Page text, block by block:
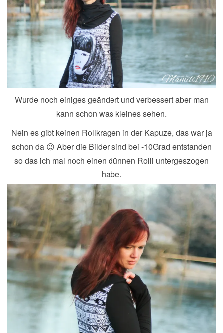
Wurde noch einiges geändert und verbessert aber man
kann schon was kleines sehen.
Nein es gibt keinen Rollkragen in der Kapuze, das war ja
schon da 😉 Aber die Bilder sind bei -10Grad entstanden
so das ich mal noch einen dünnen Rolli untergeszogen
habe.